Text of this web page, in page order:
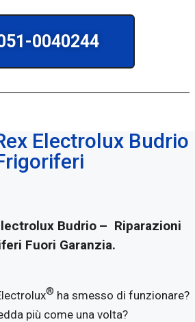
0040244
Electrolux Budrio
Budrio – Riparazioni
Fuori Garanzia.
® ha smesso di funzionare?
più come una volta?